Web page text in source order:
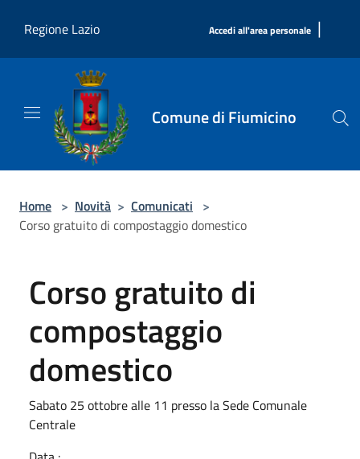
Regione Lazio
Accedi all'area personale |
Comune di Fiumicino
Home > Novità > Comunicati >
Corso gratuito di compostaggio domestico
Corso gratuito di
compostaggio
domestico
Sabato 25 ottobre alle 11 presso la Sede Comunale
Centrale